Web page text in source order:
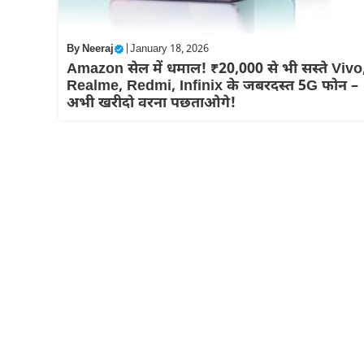
ByNeeraj January 18, 2026
Amazon सेल में धमाल! ₹20,000 से भी सस्ते
Realme, Redmi, Infinix के जबरदस्त 5G फोन –
अभी खरीदो वरना पछताओगे!